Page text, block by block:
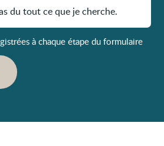
du tout ce que je cherche.
à chaque étape du formulaire